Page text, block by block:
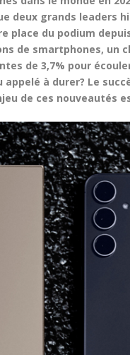
deux grands leaders
place du podium
de smartphones,
de 3,7% pour
à durer? Le
de ces nouveautés